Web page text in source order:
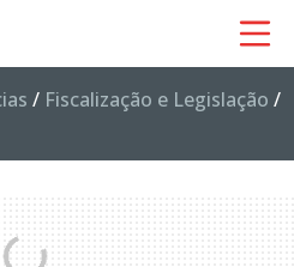
/ Fiscalização e Legislação /